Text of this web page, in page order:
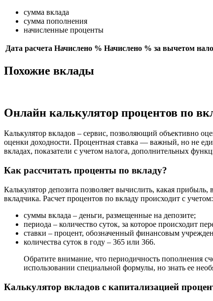
сумма вклада
сумма пополнения
начисленные проценты
Дата расчета Начислено % Начислено % за вычетом
Похожие вклады
Онлайн калькулятор процентов по
Калькулятор вкладов – сервис, позволяющий объективно
оценки доходности. Процентная ставка — важный, но не
вкладах, показатели с учетом налога, дополнительных
Как рассчитать проценты по вкладу?
Калькулятор депозита позволяет вычислить, какая
вкладчика. Расчет процентов по вкладу происходит с учетом:
суммы вклада – деньги, размещенные на депозите;
периода – количество суток, за которое происходит
ставки – процент, обозначенный финансовым
количества суток в году – 365 или 366.
Обратите внимание, что периодичность пополнения
использовании специальной формулы, но знать ее
Калькулятор вкладов с капитализацией